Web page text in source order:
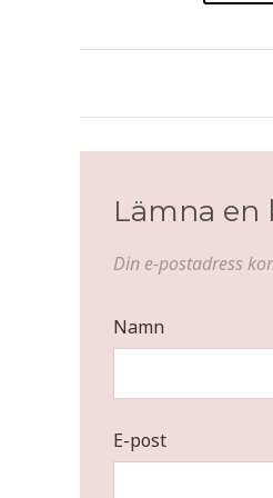
Lämna
Din e-postadress
Namn
E-post